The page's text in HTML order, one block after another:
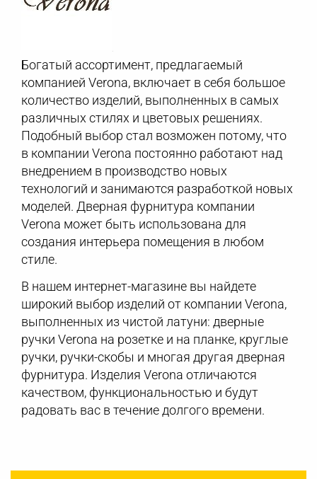
Богатый ассортимент, предлагаемый
компанией Verona, включает в себя большое
количество изделий, выполненных в самых
различных стилях и цветовых решениях.
Подобный выбор стал возможен потому, что
в компании Verona постоянно работают над
внедрением в производство новых
технологий и занимаются разработкой новых
моделей. Дверная фурнитура компании
Verona может быть использована для
создания интерьера помещения в любом
стиле.
В нашем интернет-магазине вы найдете
широкий выбор изделий от компании Verona,
выполненных из чистой латуни: дверные
ручки Verona на розетке и на планке, круглые
ручки, ручки-скобы и многая другая дверная
фурнитура. Изделия Verona отличаются
качеством, функциональностью и будут
радовать вас в течение долгого времени.